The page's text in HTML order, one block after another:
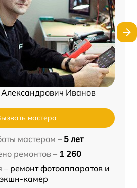
Александрович Иванов
мастера
мастером – 5 лет
ремонтов – 1 260
– ремонт фотоаппаратов и
экшн-камер